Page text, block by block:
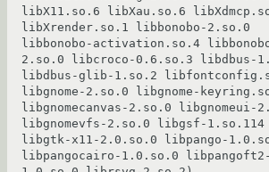
libX11.so.6 libXau.so.6
libXrender.so.1 libbonobo-2.so.0
libbonobo-activation.so.4
2.so.0 libcroco-0.6.so.3 libdbus-
libdbus-glib-1.so.2
libgnome-2.so.0 libgnome-
libgnomecanvas-2.so.0 libgnomeui-
libgnomevfs-2.so.0 libgsf-1.so.114
libgtk-x11-2.0.so.0 libpango-
libpangocairo-1.0.so.0 libpangoft2-